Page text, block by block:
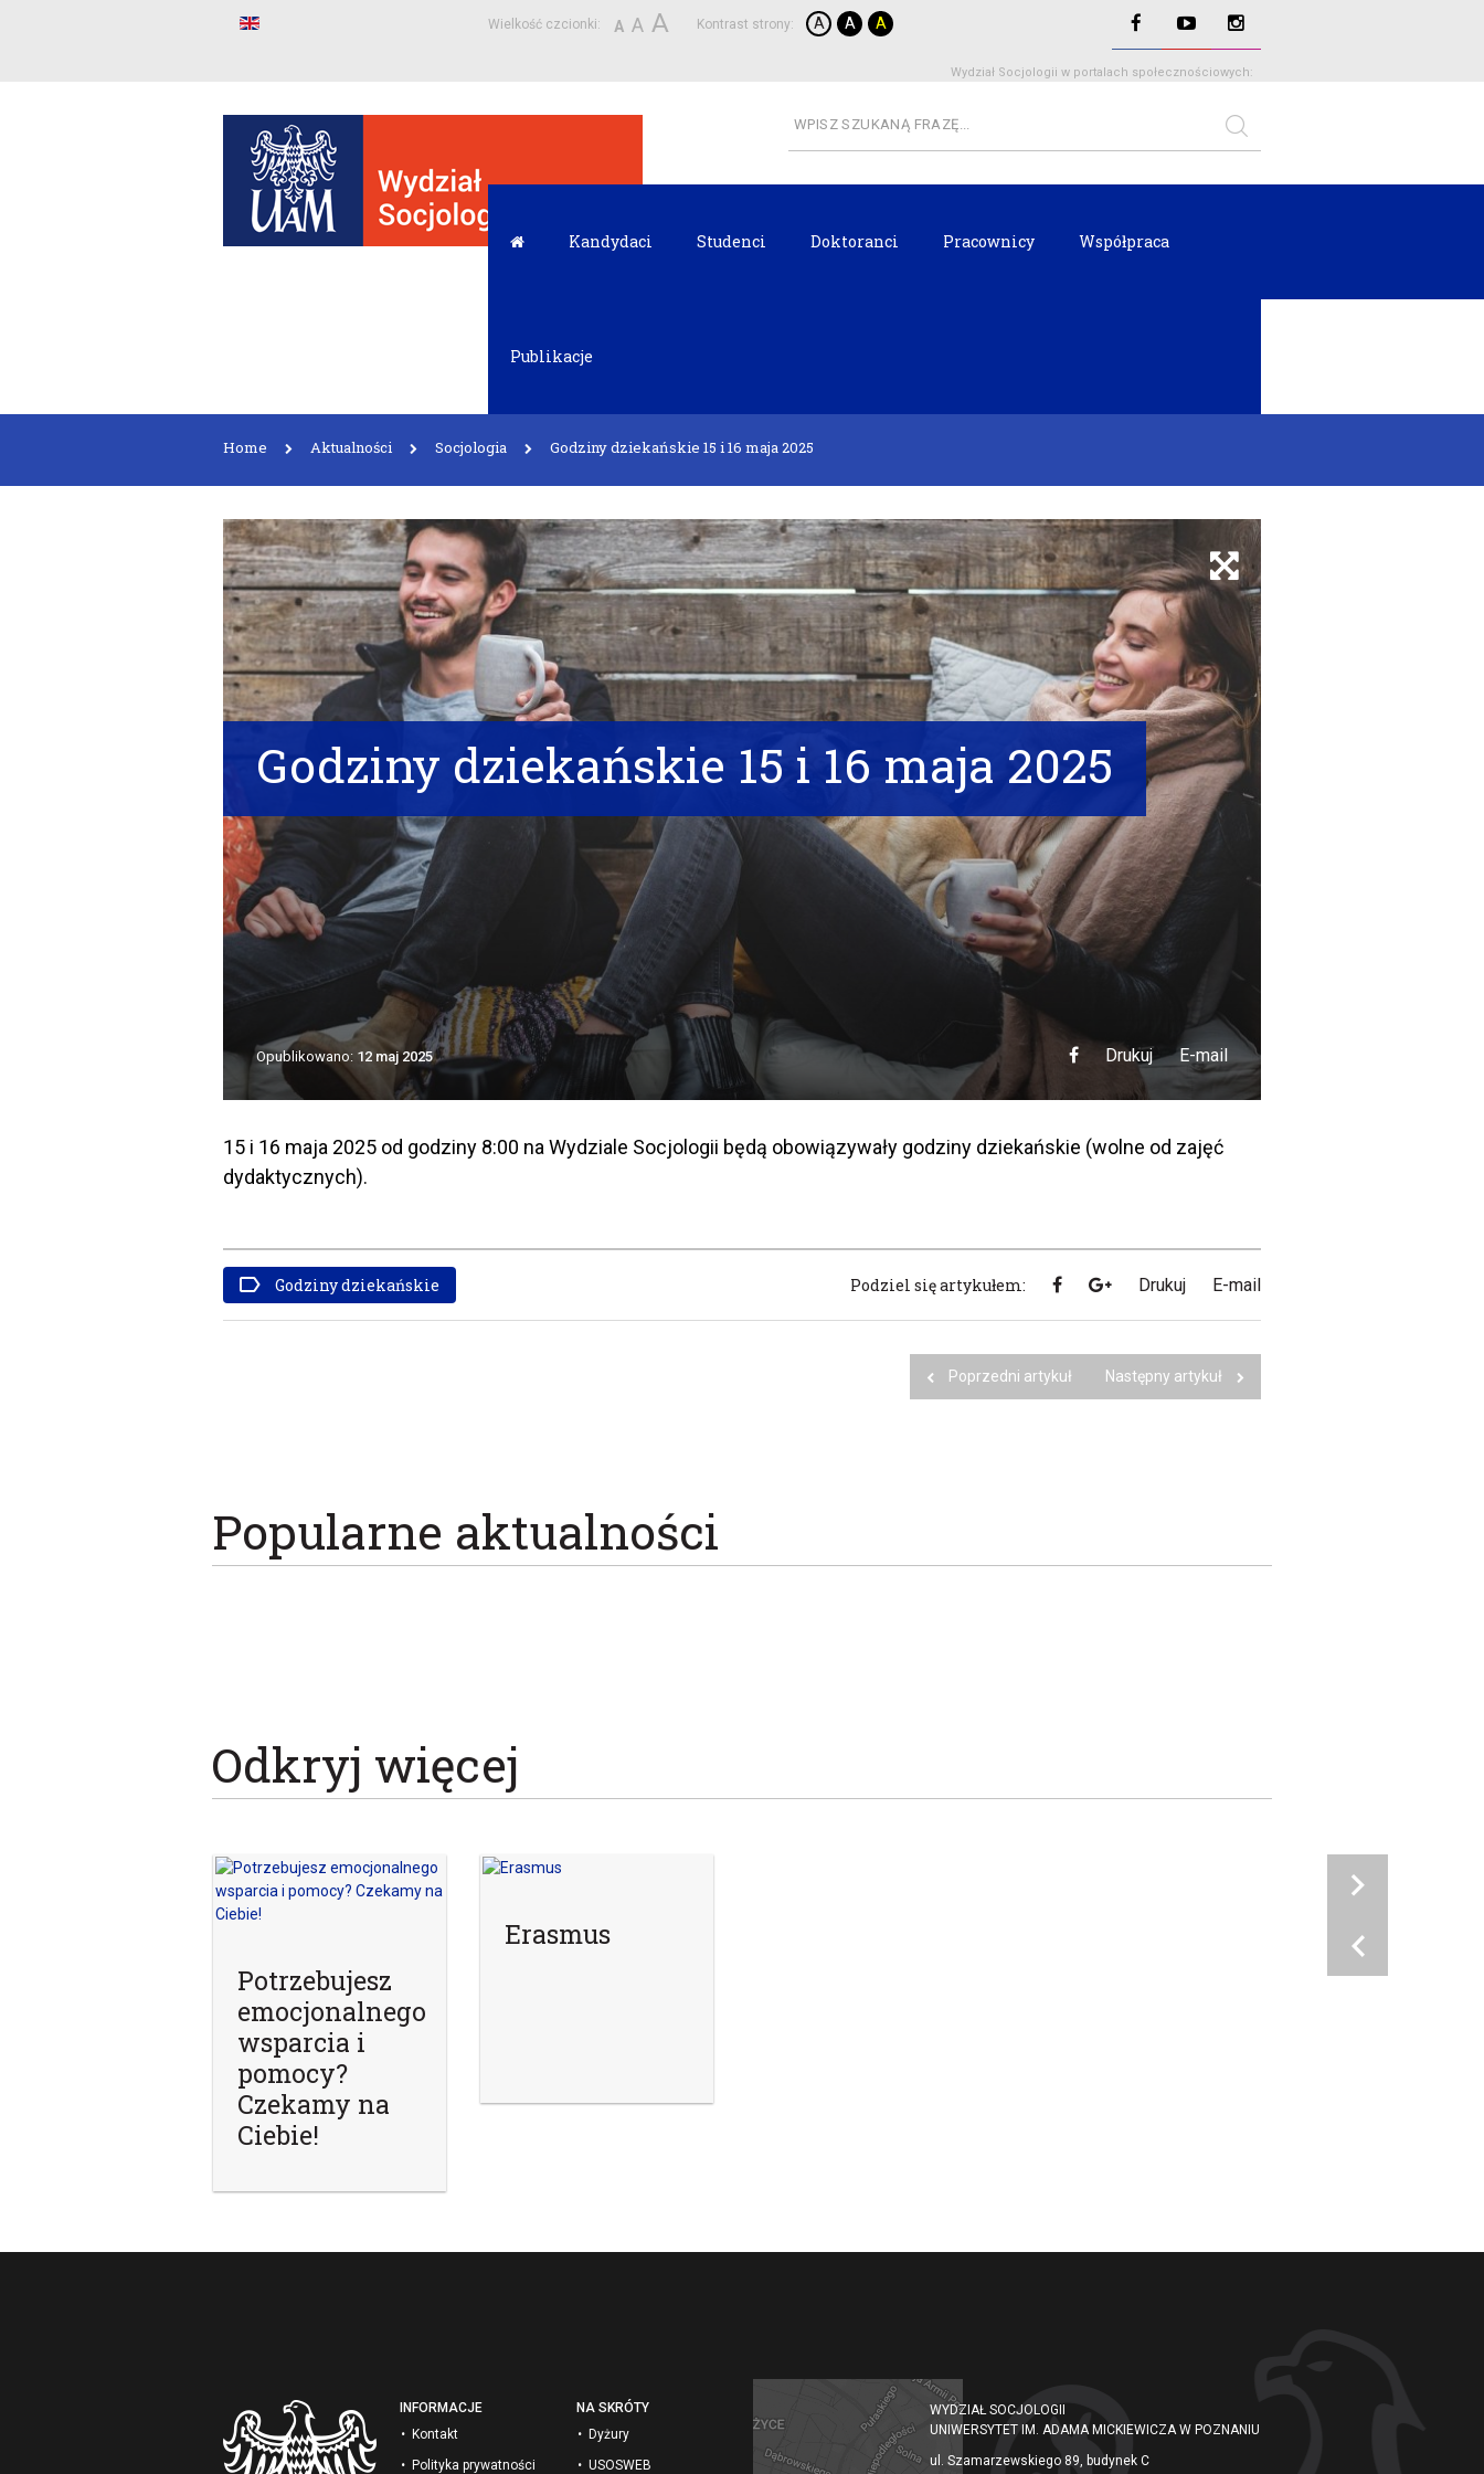
Wielkość czcionki: A A A Kontrast strony: A A A
Wydział Socjologii w portalach społecznościowych:
Kandydaci Studenci Doktoranci Pracownicy Współpraca
Publikacje
Home Aktualności Socjologia Godziny dziekańskie 15 i 16 maja 2025
Godziny dziekańskie 15 i 16 maja 2025
Drukuj E-mail
Opublikowano: 12 maj 2025
15 i 16 maja 2025 od godziny 8:00 na Wydziale Socjologii będą obowiązywały godziny dziekańskie (wolne od zajęć
dydaktycznych).
Godziny dziekańskie Podziel się artykułem: Drukuj E-mail
Poprzedni artykuł Następny artykuł
Popularne aktualności
Odkryj więcej
Potrzebujesz
emocjonalnego
wsparcia i
pomocy?
Czekamy na
Ciebie!
Erasmus
INFORMACJE
Kontakt
Polityka prywatności
NA SKRÓTY
Dyżury
USOSWEB
WYDZIAŁ SOCJOLOGII
UNIWERSYTET IM. ADAMA MICKIEWICZA W POZNANIU
ul. Szamarzewskiego 89, budynek C